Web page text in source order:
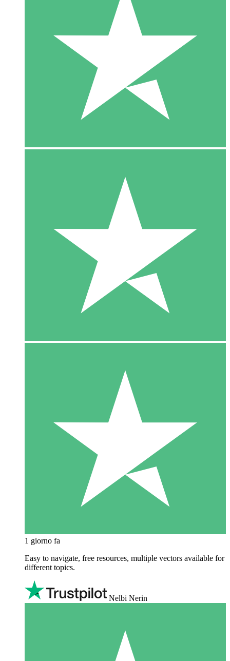
1 giorno fa
Easy to navigate, free resources, multiple vectors available for
different topics.
Nelbi Nerin